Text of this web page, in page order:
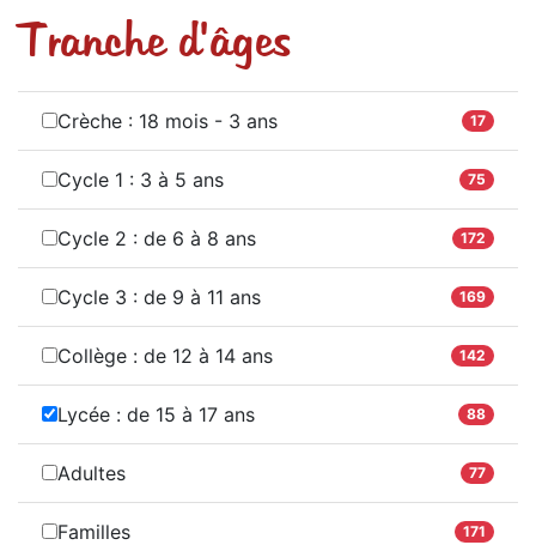
Tranche d'âges
Crèche : 18 mois - 3 ans 17
Cycle 1 : 3 à 5 ans 75
Cycle 2 : de 6 à 8 ans 172
Cycle 3 : de 9 à 11 ans 169
Collège : de 12 à 14 ans 142
Lycée : de 15 à 17 ans 88
Adultes 77
Familles 171